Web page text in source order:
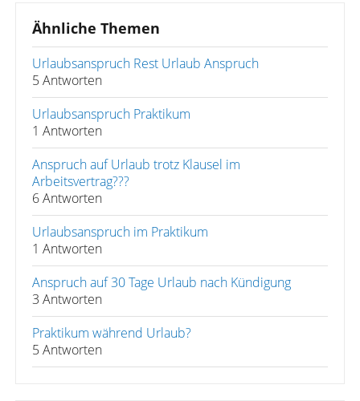
Ähnliche Themen
Urlaubsanspruch Rest Urlaub Anspruch
5 Antworten
Urlaubsanspruch Praktikum
1 Antworten
Anspruch auf Urlaub trotz Klausel im
Arbeitsvertrag???
6 Antworten
Urlaubsanspruch im Praktikum
1 Antworten
Anspruch auf 30 Tage Urlaub nach Kündigung
3 Antworten
Praktikum während Urlaub?
5 Antworten